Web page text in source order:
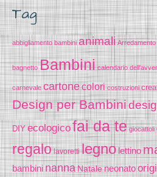
Tag
abbigliamento bambini animali
bagnetto Bambini calendario
carnevale cartonecolori costruzioni
Design per Bambini
DIY ecologicofai da te giocattoli
regalo lavoretti legno lettino
bambininanna Nataleneonato